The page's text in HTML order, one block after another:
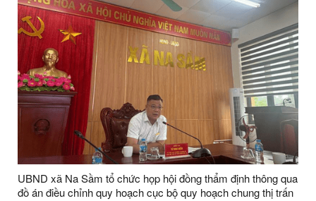
UBND xã Na Sầm tổ chức họp hội đồng thẩm định thông qua
đồ án điều chỉnh quy hoạch cục bộ quy hoạch chung thị trấn